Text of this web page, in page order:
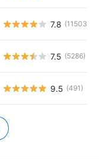
7.8 (11503)
7.5 (5286)
9.5 (491)